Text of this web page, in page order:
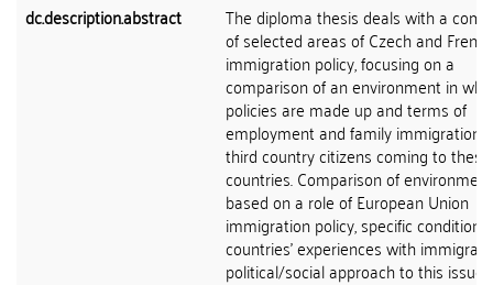
dc.description.abstract
The diploma thesis deals with a
of selected areas of Czech and French
immigration policy, focusing on a
comparison of an environment in
policies are made up and terms of
employment and family immigration
third country citizens coming to these
countries. Comparison of
based on a role of European Union
immigration policy, specific
countries' experiences with
political/social approach to this issue.